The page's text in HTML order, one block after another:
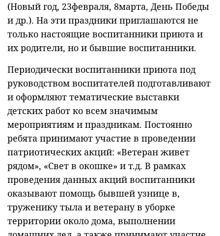
(Новый год, 23февраля, 8марта, День Победы
и др.). На эти праздники приглашаются не
только настоящие воспитанники приюта и
их родители, но и бывшие воспитанники.
Периодически воспитанники приюта под
руководством воспитателей подготавливают
и оформляют тематические выставки
детских работ ко всем значимым
мероприятиям и праздникам. Постоянно
ребята принимают участие в проведении
патриотических акций: «Ветеран живет
рядом», «Свет в окошке» и т.д. В рамках
проведения данных акций воспитанники
оказывают помощь бывшей узнице в,
труженику тыла и ветерану в уборке
территории около дома, выполнении